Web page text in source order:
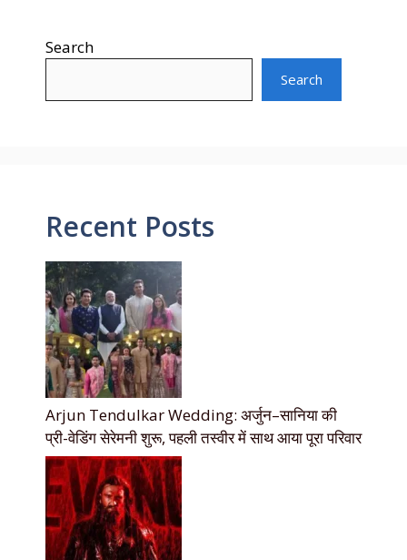
Search
Search
Recent Posts
Arjun Tendulkar Wedding: अर्जुन–सानिया की
प्री-वेडिंग सेरेमनी शुरू, पहली तस्वीर में साथ आया पूरा परिवार